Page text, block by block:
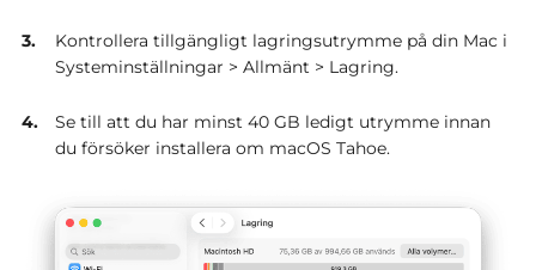
Kontrollera tillgängligt lagringsutrymme på din Mac i
Systeminställningar > Allmänt > Lagring.
Se till att du har minst 40 GB ledigt utrymme innan
du försöker installera om macOS Tahoe.